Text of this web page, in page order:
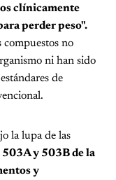
clínicamente
perder peso".
compuestos no
ni han sido
de
la lupa de las
503A y 503B de la
y